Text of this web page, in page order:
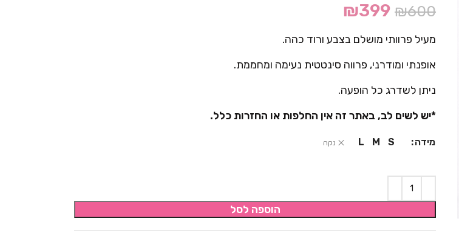
₪600
₪399
מעיל פרוותי מושלם בצבע ורוד כהה.
אופנתי ומודרני, פרווה סינטטית נעימה ומחממת.
ניתן לשדרג כל הופעה.
*יש לשים לב, באתר זה אין החלפות או החזרות כלל.
מידה S
M
L נקה
הוספה לסל